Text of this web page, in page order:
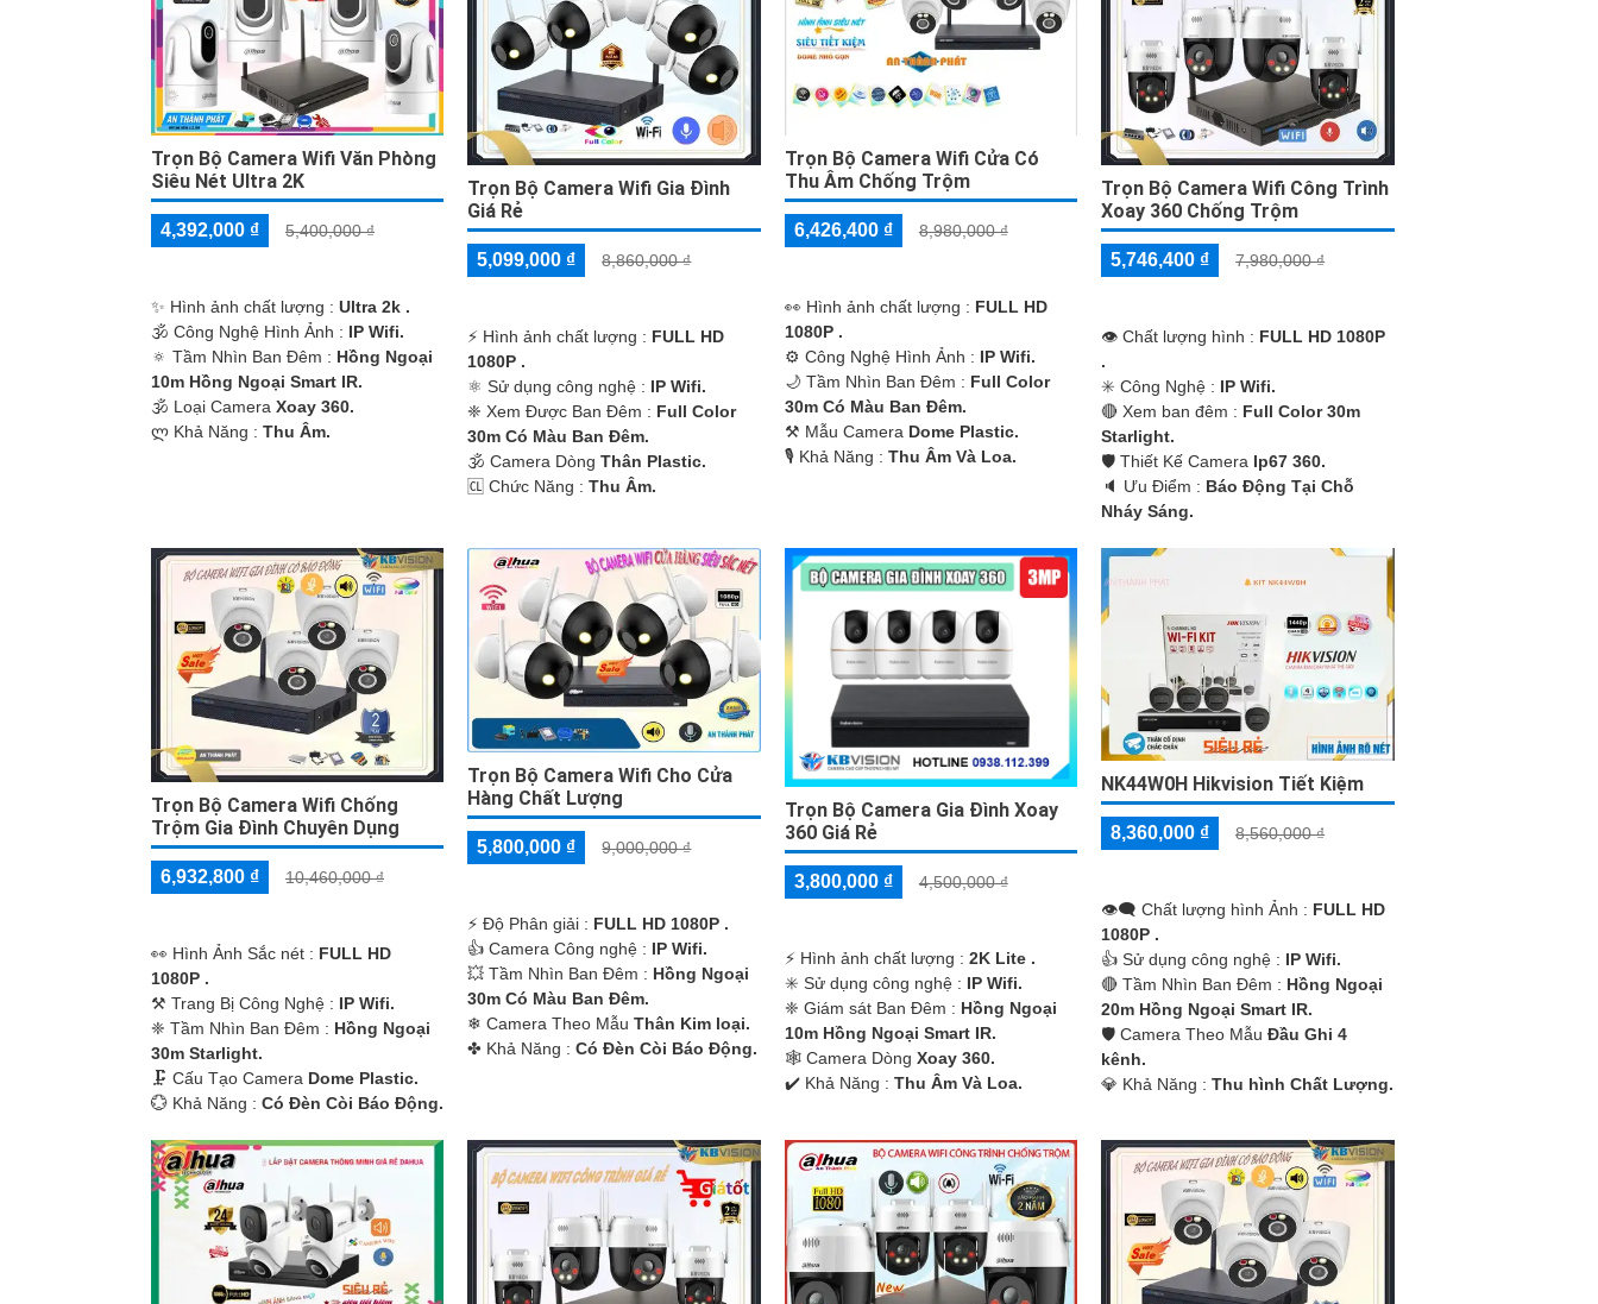
Trọn Bộ Camera Wifi Văn Phòng
Siêu Nét Ultra 2K
4,392,000 ₫ 5,400,000 ₫
✨ Hình ảnh chất lượng : Ultra 2k .
🕉️ Công Nghệ Hình Ảnh : IP Wifi.
🔅 Tầm Nhìn Ban Đêm : Hồng Ngoại
10m Hồng Ngoại Smart IR.
🕉️ Loại Camera Xoay 360.
️ლ Khả Năng : Thu Âm.
Trọn Bộ Camera Wifi Gia Đình
Giá Rẻ
5,099,000 ₫ 8,860,000 ₫
️⚡ Hình ảnh chất lượng : FULL HD
1080P .
⚛️ Sử dụng công nghệ : IP Wifi.
❈ Xem Được Ban Đêm : Full Color
30m Có Màu Ban Ðêm.
🕉️ Camera DòngThân Plastic.
️🆑 Chức Năng :Thu Âm.
Trọn Bộ Camera Wifi Cửa Có
Thu Âm Chống Trộm
6,426,400 ₫ 8,980,000 ₫
️👀 Hình ảnh chất lượng : FULL HD
1080P .
⚙ Công Nghệ Hình Ảnh : IP Wifi.
🌙 Tầm Nhìn Ban Đêm : Full Color
30m Có Màu Ban Ðêm.
⚒ Mẫu Camera Dome Plastic.
️🎙 Khả Năng : Thu Âm Và Loa.
Trọn Bộ Camera Wifi Công Trình
Xoay 360 Chống Trộm
5,746,400 ₫ 7,980,000 ₫
👁 Chất lượng hình : FULL HD 1080P
.
✳️ Công Nghệ : IP Wifi.
🔴 Xem ban đêm : Full Color 30m
Starlight.
🛡 Thiết Kế Camera Ip67 360.
️🔈 Ưu Điểm : Báo Động Tại Chỗ
Nháy Sáng.
Trọn Bộ Camera Wifi Chống
Trộm Gia Đình Chuyên Dụng
6,932,800 ₫ 10,460,000 ₫
️👀 Hình Ảnh Sắc nét : FULL HD
1080P .
⚒ Trang Bị Công Nghệ : IP Wifi.
❈ Tầm Nhìn Ban Đêm : Hồng Ngoại
30m Starlight.
🗜️ Cấu Tạo Camera Dome Plastic.
️💮 Khả Năng : Có Ðèn Còi Báo Động.
Trọn Bộ Camera Wifi Cho Cửa
Hàng Chất Lượng
5,800,000 ₫ 9,000,000 ₫
️⚡ Độ Phân giải : FULL HD 1080P .
👍 Camera Công nghệ : IP Wifi.
💥 Tầm Nhìn Ban Đêm : Hồng Ngoại
30m Có Màu Ban Ðêm.
❄ Camera Theo MẫuThân Kim loại.
️✤ Khả Năng :Có Ðèn Còi Báo Động.
Trọn Bộ Camera Gia Đình Xoay
360 Giá Rẻ
3,800,000 ₫ 4,500,000 ₫
️⚡ Hình ảnh chất lượng : 2K Lite .
✳️ Sử dụng công nghệ : IP Wifi.
❈ Giám sát Ban Đêm : Hồng Ngoại
10m Hồng Ngoại Smart IR.
🕸️ Camera Dòng Xoay 360.
️✔️ Khả Năng : Thu Âm Và Loa.
NK44W0H Hikvision Tiết Kiệm
8,360,000 ₫ 8,560,000 ₫
👁️‍🗨 Chất lượng hình Ảnh : FULL HD
1080P .
👍 Sử dụng công nghệ : IP Wifi.
🔴 Tầm Nhìn Ban Đêm : Hồng Ngoại
20m Hồng Ngoại Smart IR.
🛡 Camera Theo MẫuĐầu Ghi 4
kênh.
️💎 Khả Năng :Thu hình Chất Lượng.